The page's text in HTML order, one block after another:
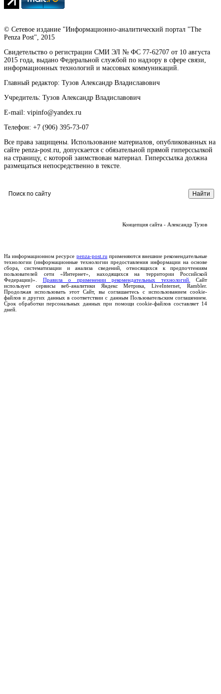
© Сетевое издание "Информационно-аналитический портал "The
Penza Post", 2015
Свидетельство о регистрации СМИ ЭЛ № ФС 77-62707 от 10 августа
2015 года, выдано Федеральной службой по надзору в сфере связи,
информационных технологий и массовых коммуникаций.
Главный редактор: Тузов Александр Владиславович
Учредитель: Тузов Александр Владиславович
E-mail: vipinfo@yandex.ru
Телефон: +7 (906) 395-73-07
Все права защищены. Использование материалов, опубликованных на
сайте penza-post.ru, допускается с обязательной прямой гиперссылкой
на страницу, с которой заимствован материал. Гиперссылка должна
размещаться непосредственно в тексте.
Концепция сайта - Александр Тузов
На информационном ресурсе penza-post.ru применяются внешние рекомендательные
технологии (информационные технологии предоставления информации на основе
сбора, систематизации и анализа сведений, относящихся к предпочтениям
пользователей сети «Интернет», находящихся на территории Российской
Федерации)». Правила о применении рекомендательных технологий.
Сайт
использует сервисы веб-аналитики Яндекс Метрика, LiveInternet, Rambler.
Продолжая использовать этот Сайт, вы соглашаетесь с использованием cookie-
файлов и других данных в соответствии с данным Пользовательским соглашением.
Срок обработки персональных данных при помощи cookie-файлов составляет 14
дней.